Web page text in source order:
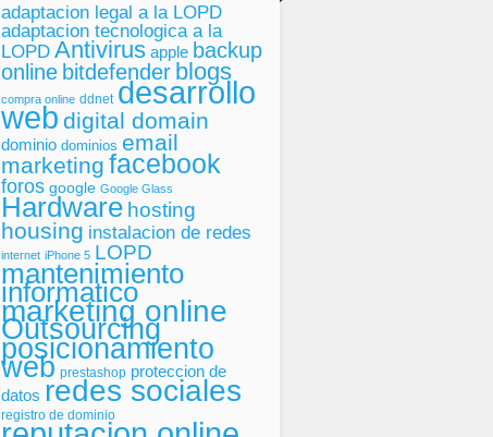
adaptacion legal a la LOPD
adaptacion tecnologica a la
LOPD Antivirus apple backup
online bitdefender blogs
compra online ddnet desarrollo
web digital domain
dominio dominios email
marketing facebook
foros google Google Glass
Hardware hosting
housing instalacion de redes
internet iPhone 5 LOPD
mantenimiento
informatico
marketing online
Outsourcing
posicionamiento
web prestashop proteccion de
datos redes sociales
registro de dominio